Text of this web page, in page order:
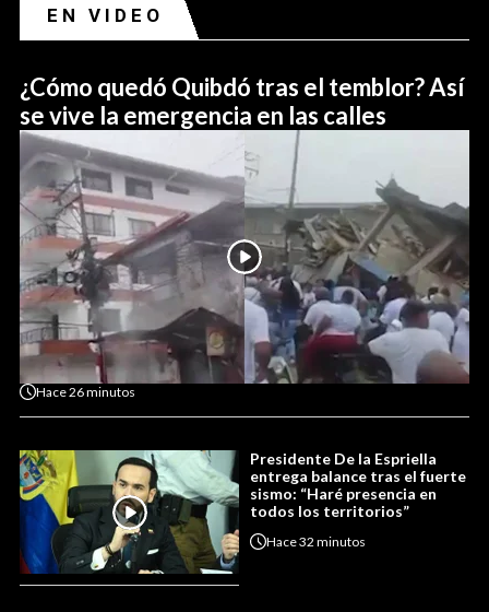
EN VIDEO
¿Cómo quedó Quibdó tras el temblor? Así
se vive la emergencia en las calles
Hace26 minutos
Presidente De la Espriella
entrega balance tras el fuerte
sismo: “Haré presencia en
todos los territorios”
Hace32 minutos